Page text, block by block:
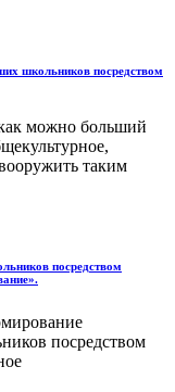
школьников посредством
можно больший
таким
посредством
посредством